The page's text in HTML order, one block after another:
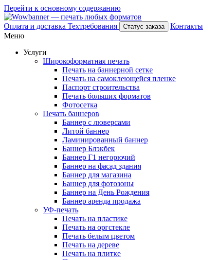
Перейти к основному содержанию
Оплата и доставка Техтребования Статус заказа
Контакты
Меню
Услуги
Широкоформатная печать
Печать на баннерной сетке
Печать на самоклеющейся пленке
Паспорт строительства
Печать больших форматов
Фотосетка
Печать баннеров
Баннер с люверсами
Литой баннер
Ламинированный баннер
Баннер Блэкбек
Баннер Г1 негорючий
Баннер на фасад здания
Баннер для магазина
Баннер для фотозоны
Баннер на День Рождения
Баннер аренда продажа
УФ-печать
Печать на пластике
Печать на оргстекле
Печать белым цветом
Печать на дереве
Печать на плитке